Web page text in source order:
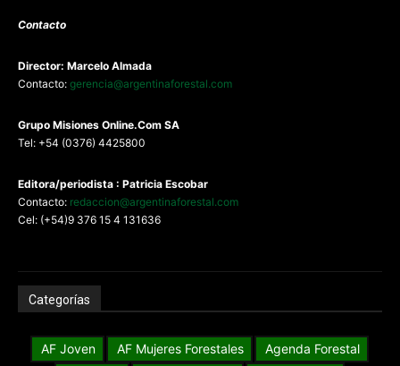
Contacto
Director: Marcelo Almada
Contacto: gerencia@argentinaforestal.com
Grupo Misiones Online.Com SA
Tel: +54 (0376) 4425800
Editora/periodista : Patricia Escobar
Contacto: redaccion@argentinaforestal.com
Cel: (+54)9 376 15 4 131636
Categorías
AF Joven AF Mujeres Forestales
Agenda Forestal